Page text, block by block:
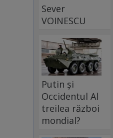
Sever
VOINESCU
Putin și
Occidentul Al
treilea război
mondial?